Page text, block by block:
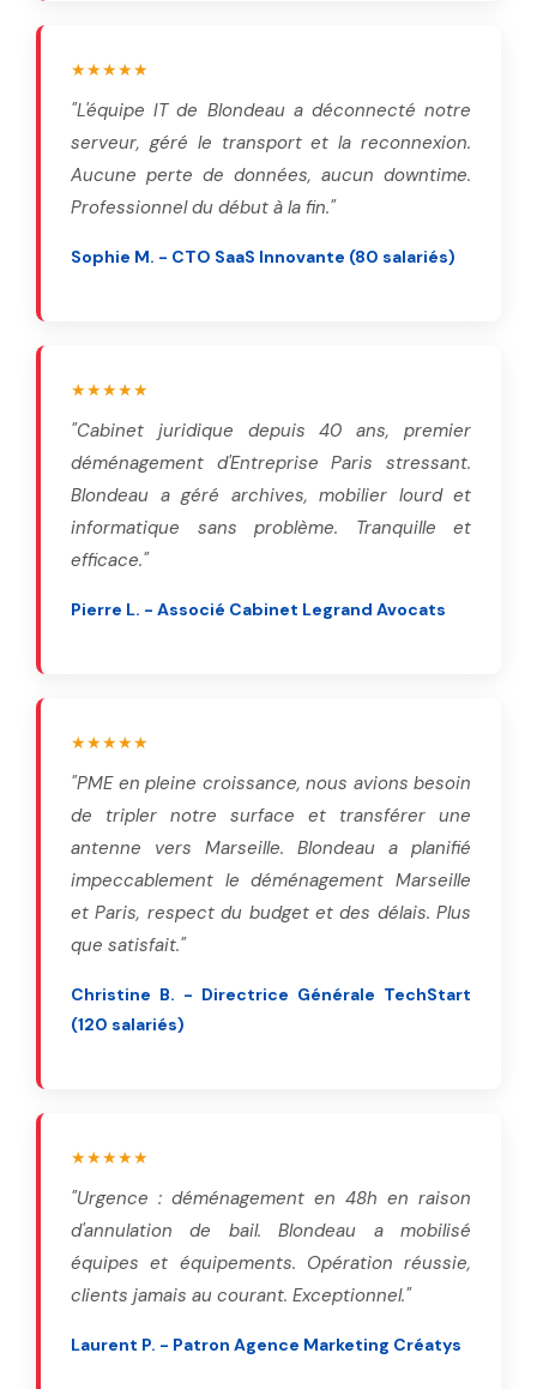
★★★★★
"L'équipe IT de Blondeau a déconnecté notre
serveur, géré le transport et la reconnexion.
Aucune perte de données, aucun downtime.
Professionnel du début à la fin."
Sophie M. - CTO SaaS Innovante (80 salariés)
★★★★★
"Cabinet juridique depuis 40 ans, premier
déménagement d'Entreprise Paris stressant.
Blondeau a géré archives, mobilier lourd et
informatique sans problème. Tranquille et
efficace."
Pierre L. - Associé Cabinet Legrand Avocats
★★★★★
"PME en pleine croissance, nous avions besoin
de tripler notre surface et transférer une
antenne vers Marseille. Blondeau a planifié
impeccablement le déménagement Marseille
et Paris, respect du budget et des délais. Plus
que satisfait."
Christine B. - Directrice Générale TechStart
(120 salariés)
★★★★★
"Urgence : déménagement en 48h en raison
d'annulation de bail. Blondeau a mobilisé
équipes et équipements. Opération réussie,
clients jamais au courant. Exceptionnel."
Laurent P. - Patron Agence Marketing Créatys